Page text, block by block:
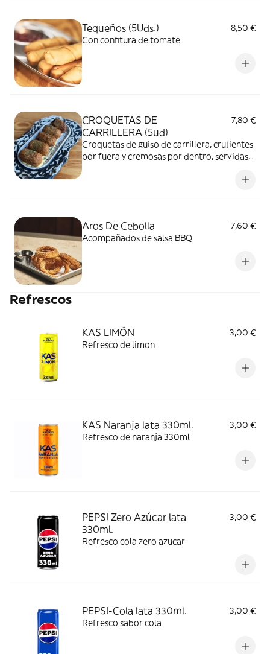
Tequeños (5Uds.)
8,50 €
Con confitura de tomate
CROQUETAS DE
CARRILLERA (5ud)
7,80 €
Croquetas de guiso de carrillera, crujientes
por fuera y cremosas por dentro, servidas
Aros De Cebolla
7,60 €
Acompañados de salsa BBQ
Refrescos
KAS LIMÓN
3,00 €
Refresco de limon
KAS Naranja lata 330ml.
3,00 €
Refresco de naranja 330ml
PEPSI Zero Azúcar lata
330ml.
3,00 €
Refresco cola zero azucar
PEPSI-Cola lata 330ml.
3,00 €
Refresco sabor cola